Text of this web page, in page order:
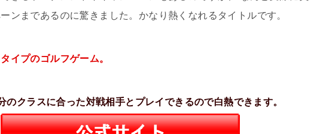
ンまであるのに驚きました。かなり熱くなれるタイトルです。
イプのゴルフゲーム。
のクラスに合った対戦相手とプレイできるので白熱できます。